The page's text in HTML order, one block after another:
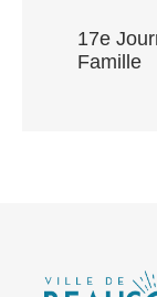
17e
Famille